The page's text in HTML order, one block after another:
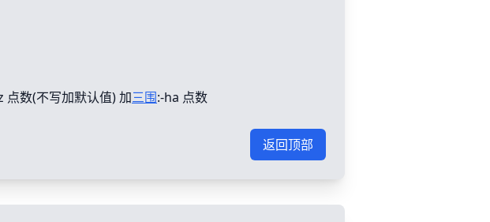
点数(不写加默认值) 加三围:-ha 点数
返回顶部